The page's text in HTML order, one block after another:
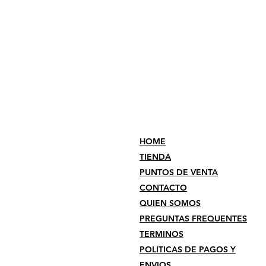
HOME
TIENDA
PUNTOS DE VENTA
CONTACTO
QUIEN SOMOS
PREGUNTAS FREQUENTES
TERMINOS
POLITICAS DE PAGOS Y